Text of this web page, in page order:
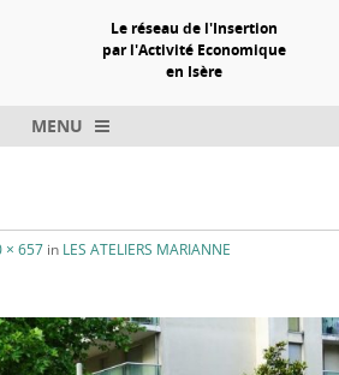
Le réseau de l'Insertion
par l'Activité Economique
en Isère
MENU
× 657 in LES ATELIERS MARIANNE